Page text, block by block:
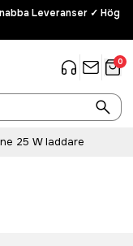
Leveranser ✓ Hög
0
25 W laddare